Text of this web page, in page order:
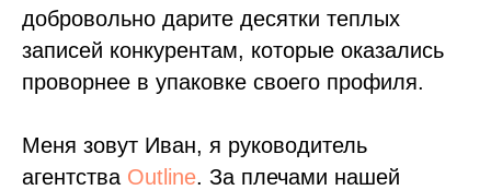
добровольно дарите десятки теплых
записей конкурентам, которые оказались
проворнее в упаковке своего профиля.
Меня зовут Иван, я руководитель
агентства Outline. За плечами нашей